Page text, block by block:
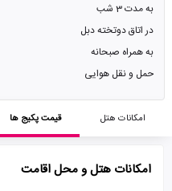
به مدت 3 شب
در اتاق دوتخته دبل
به همراه صبحانه
حمل و نقل هوایی
امکانات هتل قیمت پکیج ها
امکانات هتل و محل اقامت